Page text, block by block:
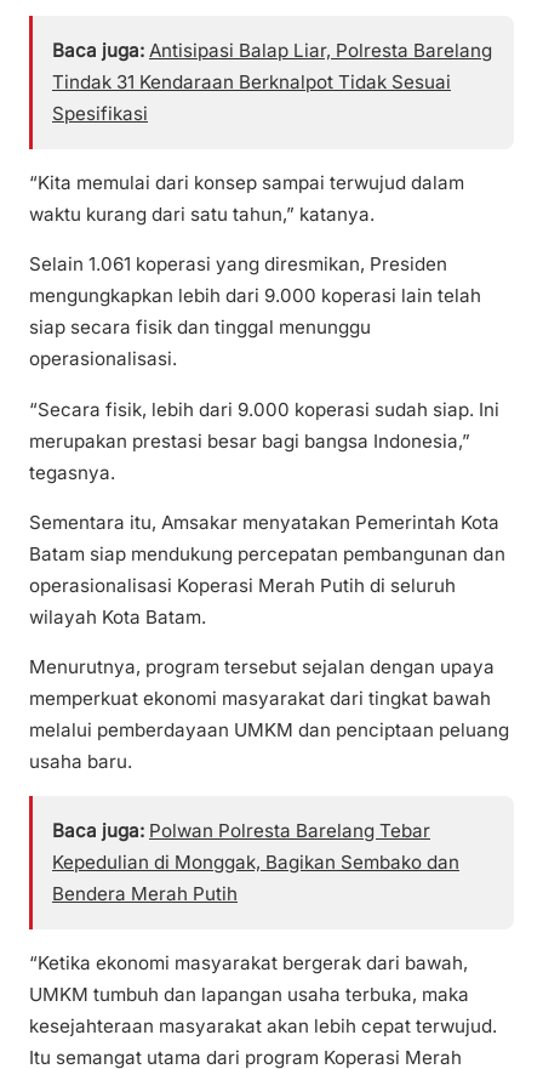
Baca juga: Antisipasi Balap Liar, Polresta Barelang
Tindak 31 Kendaraan Berknalpot Tidak Sesuai
Spesifikasi
“Kita memulai dari konsep sampai terwujud dalam
waktu kurang dari satu tahun,” katanya.
Selain 1.061 koperasi yang diresmikan, Presiden
mengungkapkan lebih dari 9.000 koperasi lain telah
siap secara fisik dan tinggal menunggu
operasionalisasi.
“Secara fisik, lebih dari 9.000 koperasi sudah siap. Ini
merupakan prestasi besar bagi bangsa Indonesia,”
tegasnya.
Sementara itu, Amsakar menyatakan Pemerintah Kota
Batam siap mendukung percepatan pembangunan dan
operasionalisasi Koperasi Merah Putih di seluruh
wilayah Kota Batam.
Menurutnya, program tersebut sejalan dengan upaya
memperkuat ekonomi masyarakat dari tingkat bawah
melalui pemberdayaan UMKM dan penciptaan peluang
usaha baru.
Baca juga: Polwan Polresta Barelang Tebar
Kepedulian di Monggak, Bagikan Sembako dan
Bendera Merah Putih
“Ketika ekonomi masyarakat bergerak dari bawah,
UMKM tumbuh dan lapangan usaha terbuka, maka
kesejahteraan masyarakat akan lebih cepat terwujud.
Itu semangat utama dari program Koperasi Merah